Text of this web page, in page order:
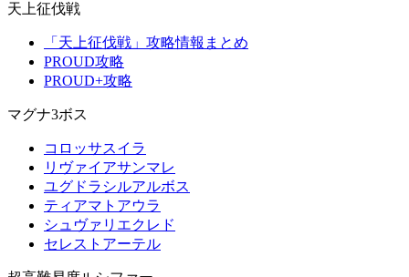
天上征伐戦
「天上征伐戦」攻略情報まとめ
PROUD攻略
PROUD+攻略
マグナ3ボス
コロッサスイラ
リヴァイアサンマレ
ユグドラシルアルボス
ティアマトアウラ
シュヴァリエクレド
セレストアーテル